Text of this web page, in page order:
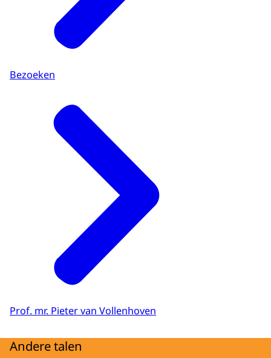
Bezoeken
Prof. mr. Pieter van Vollenhoven
Andere talen